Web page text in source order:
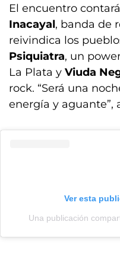
El encuentro
Inacayal, banda de
reivindica los
Psiquiatra, un
La Plata y Viuda
rock. “Será una
energía y aguante”,
Ver esta
Una publicación